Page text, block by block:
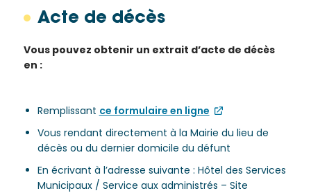
Acte de décès
Vous pouvez obtenir un extrait d’acte de décès
en :
Remplissant ce formulaire en ligne
Vous rendant directement à la Mairie du lieu de
décès ou du dernier domicile du défunt
En écrivant à l’adresse suivante : Hôtel des Services
Municipaux / Service aux administrés – Site
pour
Ville et
de ses
partenaires.
obligatoires)